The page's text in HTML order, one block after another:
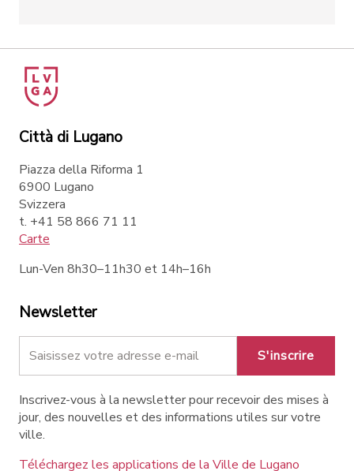
Città di Lugano
Piazza della Riforma 1
6900 Lugano
Svizzera
t. +41 58 866 71 11
Carte
Lun-Ven 8h30–11h30 et 14h–16h
Newsletter
S'inscrire
Inscrivez-vous à la newsletter pour recevoir des mises à
jour, des nouvelles et des informations utiles sur votre
ville.
Téléchargez les applications de la Ville de Lugano